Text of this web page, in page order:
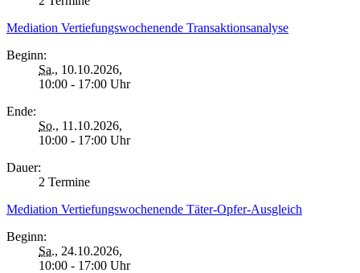
Mediation Vertiefungswochenende Transaktionsanalyse
Beginn:
Sa., 10.10.2026,
10:00 - 17:00 Uhr
Ende:
So., 11.10.2026,
10:00 - 17:00 Uhr
Dauer:
2 Termine
Mediation Vertiefungswochenende Täter-Opfer-Ausgleich
Beginn:
Sa., 24.10.2026,
10:00 - 17:00 Uhr